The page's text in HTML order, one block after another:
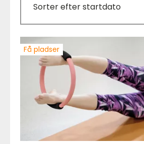
Sorter efter startdato
Få pladser